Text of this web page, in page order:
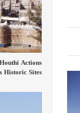
Actions
Historic Sites